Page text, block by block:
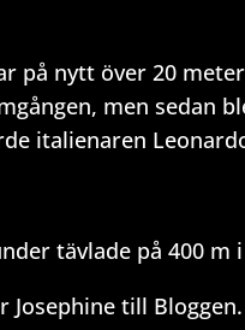
på nytt över 20
men sedan
italienaren
tävlade på 400 m
Josephine till Bloggen.